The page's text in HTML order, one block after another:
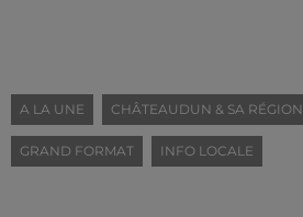
A LA UNE CHÂTEAUDUN & SA RÉGION
GRAND FORMAT INFO LOCALE